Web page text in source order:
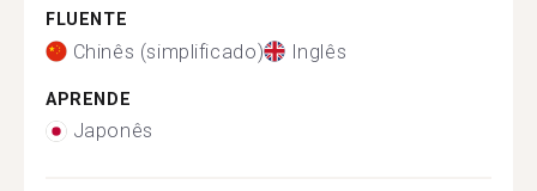
FLUENTE
Chinês (simplificado) Inglês
APRENDE
Japonês